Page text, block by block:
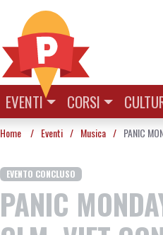
EVENTI CORSI
Home / Eventi / Musica / PANIC
EVENTO CONCLUSO
PANIC